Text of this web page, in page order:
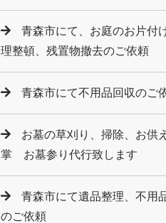
青森市にて、お庭のお片付
理整頓、残置物撤去のご依頼
青森市にて不用品回収のご
お墓の草刈り、掃除、お供
掌 お墓参り代行致します
青森市にて遺品整理、不用
のご依頼